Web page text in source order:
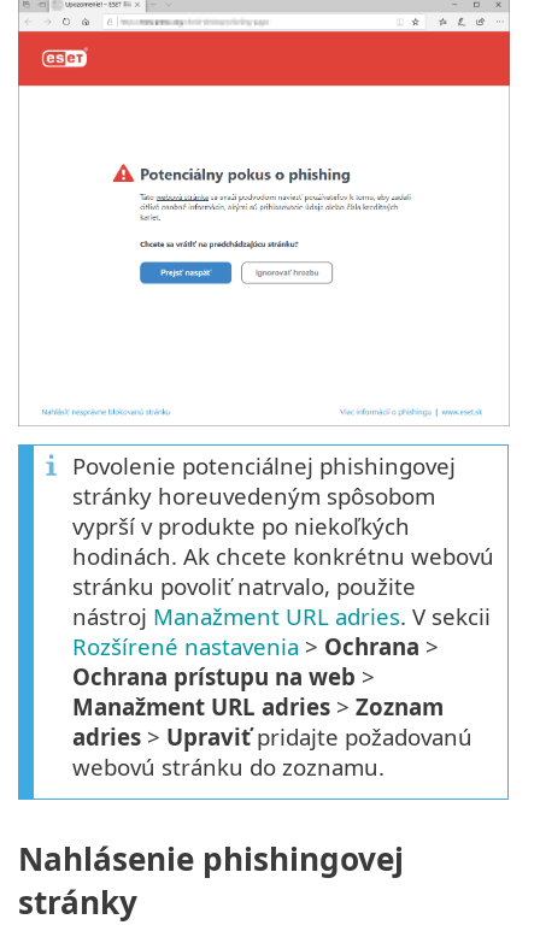
Povolenie potenciálnej phishingovej
stránky horeuvedeným spôsobom
vyprší v produkte po niekoľkých
hodinách. Ak chcete konkrétnu webovú
stránku povoliť natrvalo, použite
nástroj Manažment URL adries. V sekcii
Rozšírené nastavenia > Ochrana >
Ochrana prístupu na web >
Manažment URL adries > Zoznam
adries > Upraviťpridajte požadovanú
webovú stránku do zoznamu.
Nahlásenie phishingovej
stránky